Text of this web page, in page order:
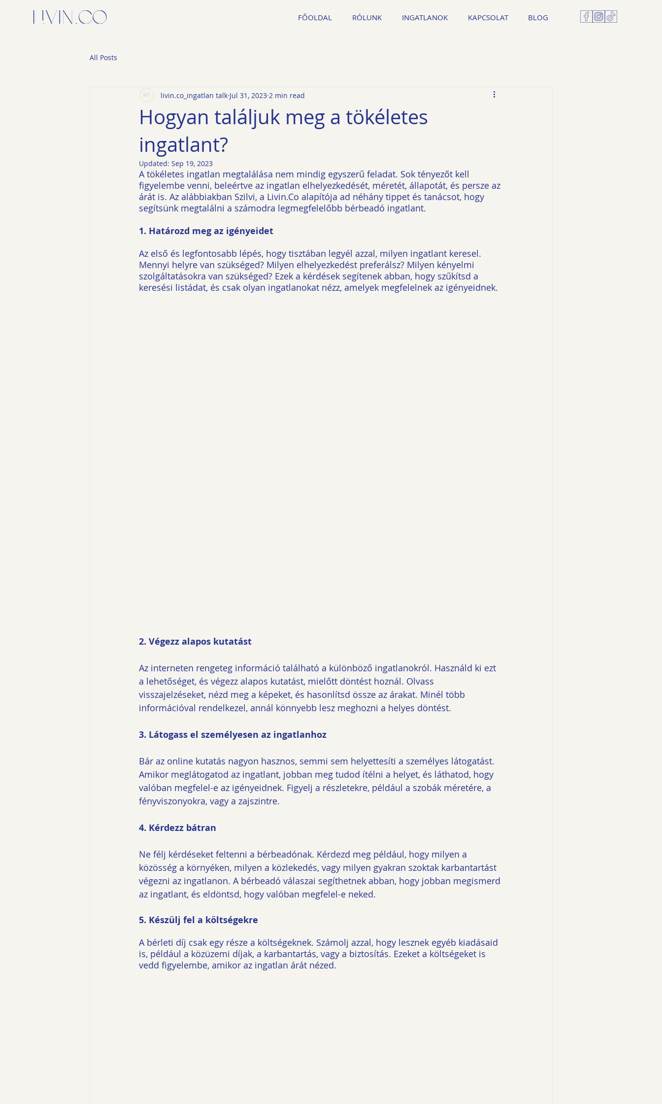
FŐOLDAL RÓLUNK INGATLANOK KAPCSOLAT BLOG
All Posts
Hogyan találjuk meg a tökéletes
ingatlant?
livin.co_ingatlan talk Jul 31, 2023 2 min read
Updated: Sep 19, 2023
A tökéletes ingatlan megtalálása nem mindig egyszerű feladat. Sok tényezőt kell
figyelembe venni, beleértve az ingatlan elhelyezkedését, méretét, állapotát, és persze az
árát is. Az alábbiakban Szilvi, a Livin.Co alapítója ad néhány tippet és tanácsot, hogy
segítsünk megtalálni a számodra legmegfelelőbb bérbeadó ingatlant.
1. Határozd meg az igényeidet
Az első és legfontosabb lépés, hogy tisztában legyél azzal, milyen ingatlant keresel.
Mennyi helyre van szükséged? Milyen elhelyezkedést preferálsz? Milyen kényelmi
szolgáltatásokra van szükséged? Ezek a kérdések segítenek abban, hogy szűkítsd a
keresési listádat, és csak olyan ingatlanokat nézz, amelyek megfelelnek az igényeidnek.
2. Végezz alapos kutatást
Az interneten rengeteg információ található a különböző ingatlanokról. Használd ki ezt
a lehetőséget, és végezz alapos kutatást, mielőtt döntést hoznál. Olvass
visszajelzéseket, nézd meg a képeket, és hasonlítsd össze az árakat. Minél több
információval rendelkezel, annál könnyebb lesz meghozni a helyes döntést.
3. Látogass el személyesen az ingatlanhoz
Bár az online kutatás nagyon hasznos, semmi sem helyettesíti a személyes látogatást.
Amikor meglátogatod az ingatlant, jobban meg tudod ítélni a helyet, és láthatod, hogy
valóban megfelel-e az igényeidnek. Figyelj a részletekre, például a szobák méretére, a
fényviszonyokra, vagy a zajszintre.
4. Kérdezz bátran
Ne félj kérdéseket feltenni a bérbeadónak. Kérdezd meg például, hogy milyen a
közösség a környéken, milyen a közlekedés, vagy milyen gyakran szoktak karbantartást
végezni az ingatlanon. A bérbeadó válaszai segíthetnek abban, hogy jobban megismerd
az ingatlant, és eldöntsd, hogy valóban megfelel-e neked.
5. Készülj fel a költségekre
A bérleti díj csak egy része a költségeknek. Számolj azzal, hogy lesznek egyéb kiadásaid
is, például a közüzemi díjak, a karbantartás, vagy a biztosítás. Ezeket a költségeket is
vedd figyelembe, amikor az ingatlan árát nézed.